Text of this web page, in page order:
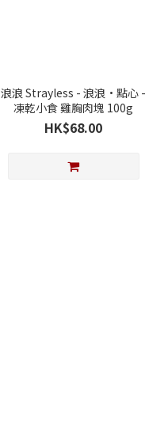
浪浪 Strayless - 浪浪·點心 -
凍乾小食 雞胸肉塊 100g
HK$68.00